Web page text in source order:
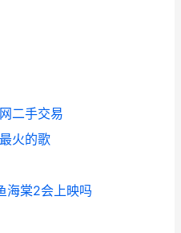
二手交易
火的歌
海棠2会上映吗